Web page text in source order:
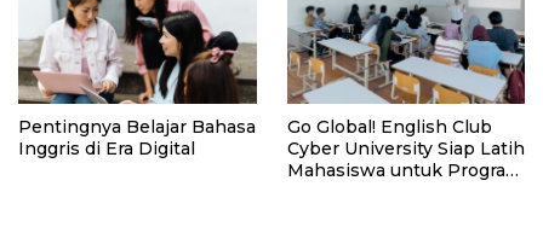
Pentingnya Belajar Bahasa
Inggris di Era Digital
Go Global! English Club
Cyber University Siap Latih
Mahasiswa untuk Program